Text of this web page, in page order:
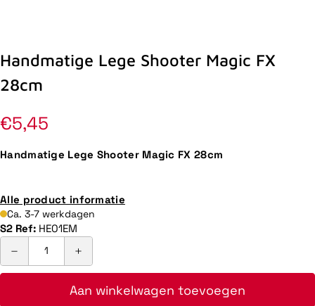
Handmatige Lege Shooter Magic FX
28cm
Normale
prijs
€5,45
Handmatige Lege Shooter Magic FX 28cm
Alle product informatie
Ca. 3-7 werkdagen
S2 Ref: HE01EM
Aan winkelwagen toevoegen